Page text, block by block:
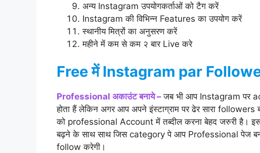
अन्य Instagram उपयोगकर्ताओं को टैग करें
Instagram की विभिन्न Features का उपयोग करें
स्थानीय मित्रों का अनुसरण करें
महीने में कम से कम २ बार Live करे
Free में Instagram par
Professional अकाउंट बनाये –जब भी आप Instagram पर
होता हैं लेकिन अगर आप अपने इंस्टाग्राम पर ढेर सारा
को professional Account में तब्दील करना बेहद जरुरी है।
बढ़ने के साथ साथ जिस category पे आप Professional पेज
follow करेगी।